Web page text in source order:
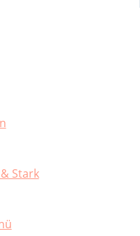
Stark